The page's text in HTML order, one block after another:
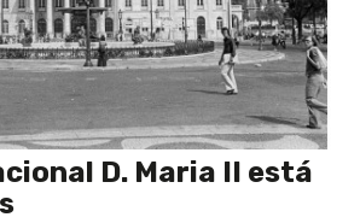
D. Maria II está